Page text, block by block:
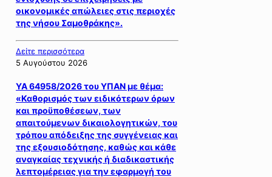
οικονομικές απώλειες στις περιοχές
της νήσου Σαμοθράκης».
Δείτε περισσότερα
5 Αυγούστου 2026
ΥΑ 64958/2026 του ΥΠΑΝ με θέμα:
«Καθορισμός των ειδικότερων όρων
και προϋποθέσεων, των
απαιτούμενων δικαιολογητικών, του
τρόπου απόδειξης της συγγένειας και
της εξουσιοδότησης, καθώς και κάθε
αναγκαίας τεχνικής ή διαδικαστικής
λεπτομέρειας για την εφαρμογή του